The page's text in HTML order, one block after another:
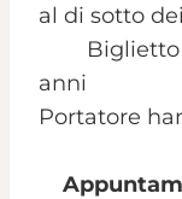
al di
Biglietto
anni
Portatore